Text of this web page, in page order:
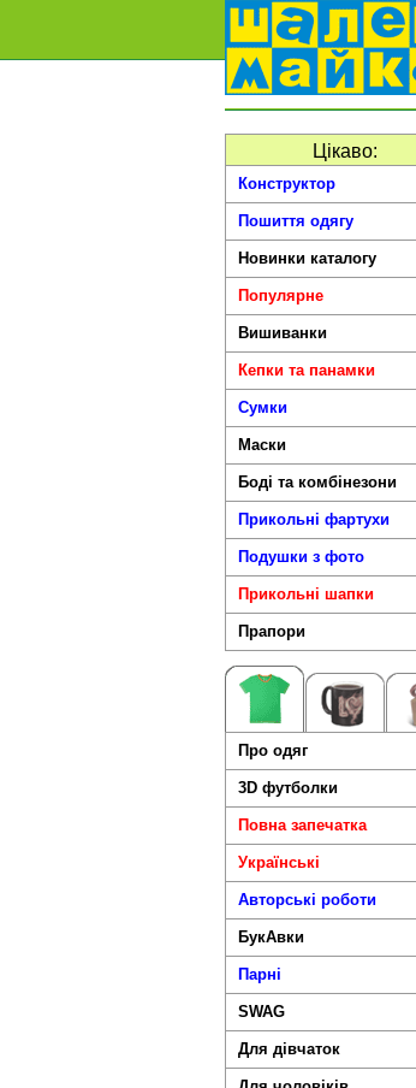
Цікаво:
Конструктор
Пошиття одягу
Новинки каталогу
Популярне
Вишиванки
Кепки та панамки
Сумки
Маски
Боді та комбінезони
Прикольні фартухи
Подушки з фото
Прикольні шапки
Прапори
Про одяг
3D футболки
Повна запечатка
Українські
Авторські роботи
БукАвки
Парні
SWAG
Для дівчаток